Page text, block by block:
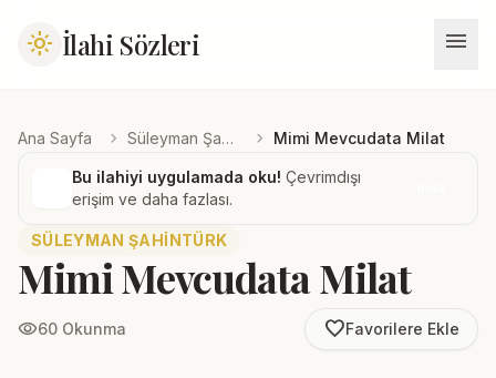
light_mode İlahi Sözleri menu
Ana Sayfa chevron_right Süleyman Şahintürk chevron_right Mimi Mevcudata Milat
Bu ilahiyi uygulamada oku! Çevrimdışı
erişim ve daha fazlası.
SÜLEYMAN ŞAHINTÜRK
Mimi Mevcudata Milat
visibility60 Okunma favorite_borderFavorilere Ekle